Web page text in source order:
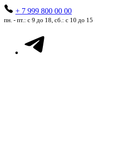
+ 7 999 800 00 00
пн. - пт.: с 9 до 18, сб.: с 10 до 15